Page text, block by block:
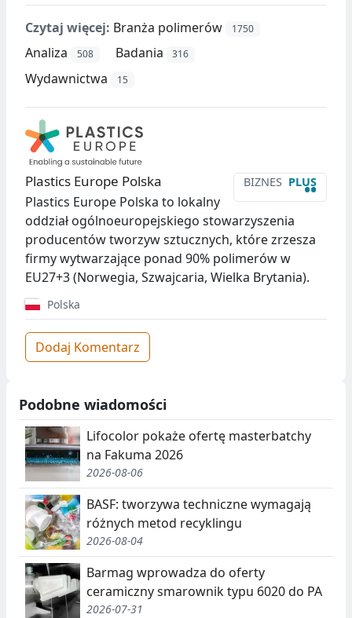
Czytaj więcej: Branża polimerów 1750
Analiza 508 Badania 316
Wydawnictwa 15
BIZNES PLUS
••
Plastics Europe Polska
Plastics Europe Polska to lokalny
oddział ogólnoeuropejskiego stowarzyszenia
producentów tworzyw sztucznych, które zrzesza
firmy wytwarzające ponad 90% polimerów w
EU27+3 (Norwegia, Szwajcaria, Wielka Brytania).
Polska
Dodaj Komentarz
Podobne wiadomości
Lifocolor pokaże ofertę masterbatchy
na Fakuma 2026
2026-08-06
BASF: tworzywa techniczne wymagają
różnych metod recyklingu
2026-08-04
Barmag wprowadza do oferty
ceramiczny smarownik typu 6020 do PA
2026-07-31